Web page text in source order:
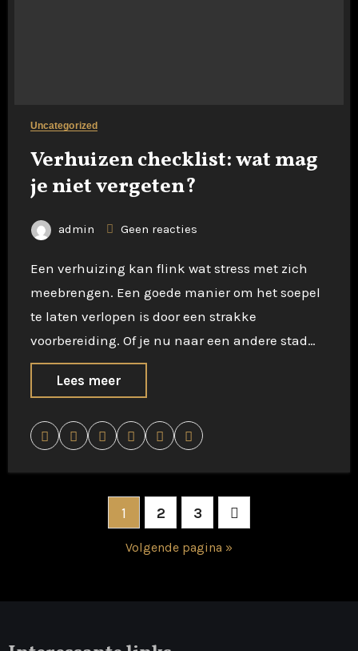
Uncategorized
Verhuizen checklist: wat mag
je niet vergeten?
admin Geen reacties
Een verhuizing kan flink wat stress met zich
meebrengen. Een goede manier om het soepel
te laten verlopen is door een strakke
voorbereiding. Of je nu naar een andere stad…
Lees meer
Berichten
paginering
1 2 3
Volgende pagina »